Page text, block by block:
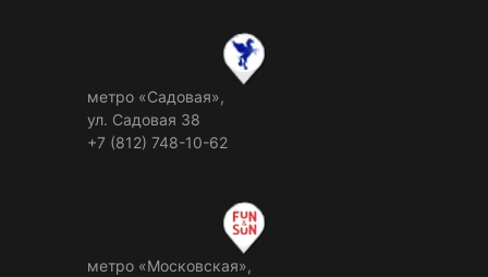
метро «Садовая»,
ул. Садовая 38
+7 (812) 748-10-62
метро «Московская»,